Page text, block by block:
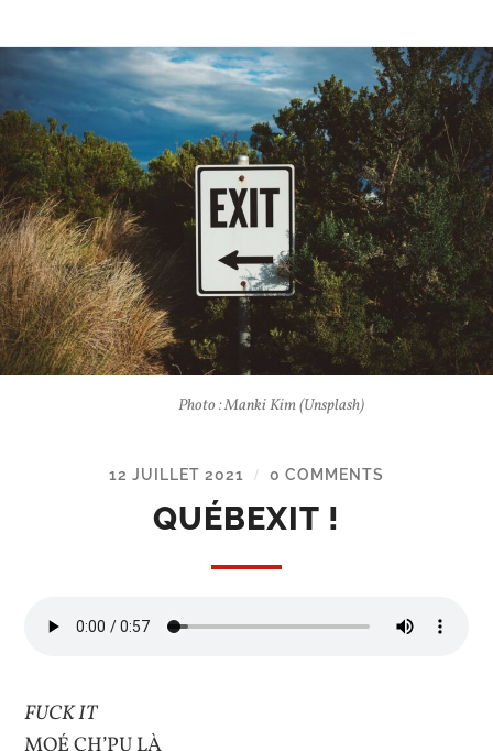
Photo : Manki Kim (Unsplash)
12 JUILLET 2021 / 0 COMMENTS
QUÉBEXIT !
FUCK IT